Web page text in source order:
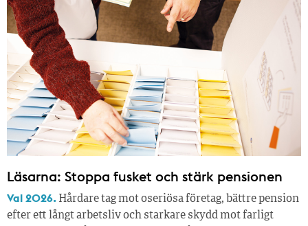
Läsarna: Stoppa fusket och stärk pensionen
Val 2026. Hårdare tag mot oseriösa företag, bättre pension
efter ett långt arbetsliv och starkare skydd mot farligt